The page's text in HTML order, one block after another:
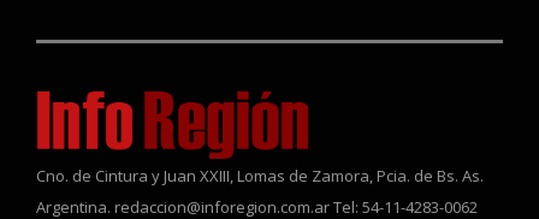
Cno. de Cintura y Juan XXIII, Lomas de Zamora, Pcia. de Bs. As.
Argentina. redaccion@inforegion.com.ar Tel: 54-11-4283-0062